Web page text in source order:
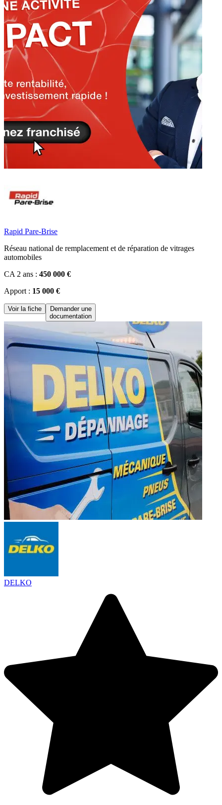
Rapid Pare-Brise
Réseau national de remplacement et de réparation de vitrages
automobiles
CA 2 ans : 450 000 €
Apport : 15 000 €
Voir la fiche
Demander une
documentation
DELKO